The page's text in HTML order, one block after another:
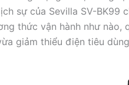
sự của Sevilla SV-
thức vận hành như nào,
giảm thiểu điện tiêu